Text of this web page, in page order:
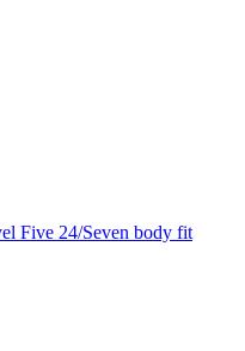
Five 24/Seven body fit